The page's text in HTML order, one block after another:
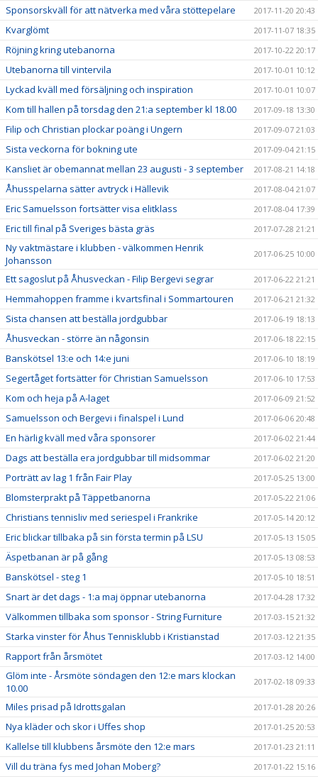
Sponsorskväll för att nätverka med våra stöttepelare 2017-11-20 20:43
Kvarglömt 2017-11-07 18:35
Röjning kring utebanorna 2017-10-22 20:17
Utebanorna till vintervila 2017-10-01 10:12
Lyckad kväll med försäljning och inspiration 2017-10-01 10:07
Kom till hallen på torsdag den 21:a september kl 18.00 2017-09-18 13:30
Filip och Christian plockar poäng i Ungern 2017-09-07 21:03
Sista veckorna för bokning ute 2017-09-04 21:15
Kansliet är obemannat mellan 23 augusti - 3 september 2017-08-21 14:18
Åhusspelarna sätter avtryck i Hällevik 2017-08-04 21:07
Eric Samuelsson fortsätter visa elitklass 2017-08-04 17:39
Eric till final på Sveriges bästa gräs 2017-07-28 21:21
Ny vaktmästare i klubben - välkommen Henrik
Johansson
2017-06-25 10:00
Ett sagoslut på Åhusveckan - Filip Bergevi segrar 2017-06-22 21:21
Hemmahoppen framme i kvartsfinal i Sommartouren 2017-06-21 21:32
Sista chansen att beställa jordgubbar 2017-06-19 18:13
Åhusveckan - större än någonsin 2017-06-18 22:15
Banskötsel 13:e och 14:e juni 2017-06-10 18:19
Segertåget fortsätter för Christian Samuelsson 2017-06-10 17:53
Kom och heja på A-laget 2017-06-09 21:52
Samuelsson och Bergevi i finalspel i Lund 2017-06-06 20:48
En härlig kväll med våra sponsorer 2017-06-02 21:44
Dags att beställa era jordgubbar till midsommar 2017-06-02 21:20
Porträtt av lag 1 från Fair Play 2017-05-25 13:00
Blomsterprakt på Täppetbanorna 2017-05-22 21:06
Christians tennisliv med seriespel i Frankrike 2017-05-14 20:12
Eric blickar tillbaka på sin första termin på LSU 2017-05-13 15:05
Äspetbanan är på gång 2017-05-13 08:53
Banskötsel - steg 1 2017-05-10 18:51
Snart är det dags - 1:a maj öppnar utebanorna 2017-04-28 17:32
Välkommen tillbaka som sponsor - String Furniture 2017-03-15 21:32
Starka vinster för Åhus Tennisklubb i Kristianstad 2017-03-12 21:35
Rapport från årsmötet 2017-03-12 14:00
Glöm inte - Årsmöte söndagen den 12:e mars klockan
10.00
2017-02-18 09:33
Miles prisad på Idrottsgalan 2017-01-28 20:26
Nya kläder och skor i Uffes shop 2017-01-25 20:53
Kallelse till klubbens årsmöte den 12:e mars 2017-01-23 21:11
Vill du träna fys med Johan Moberg? 2017-01-22 15:16